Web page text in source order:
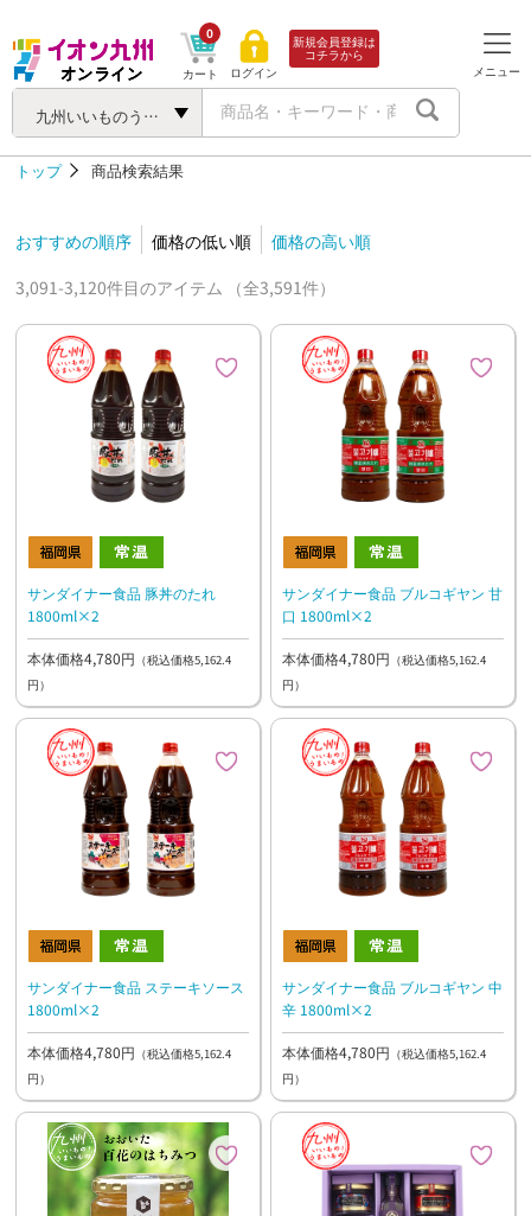
九州いいものうまいもの
カート
0
ログイン
新規会員登録は
コチラから
メニュー
トップ 商品検索結果
おすすめの順序 価格の低い順
価格の高い順
3,091-3,120件目のアイテム （全3,591件）
サンダイナー食品 豚丼のたれ
1800ml×2
本体価格4,780円 （税込価格5,162.4
円）
サンダイナー食品 ブルコギヤン 甘
口 1800ml×2
本体価格4,780円 （税込価格5,162.4
円）
サンダイナー食品 ステーキソース
1800ml×2
本体価格4,780円 （税込価格5,162.4
円）
サンダイナー食品 ブルコギヤン 中
辛 1800ml×2
本体価格4,780円 （税込価格5,162.4
円）